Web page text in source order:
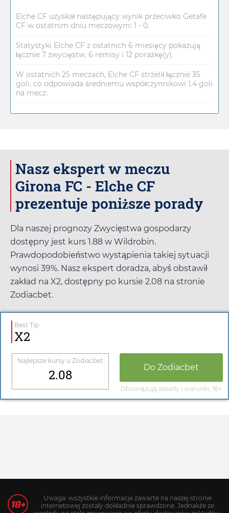
Elche CF uzyskał następujący wynik przeciwko Getafe
CF w ostatnim dniu meczowym: 1 - 0.
Statystyki Elche CF z ostatnich 6 miesięcy pokazują
łącznie 7 zwycięstw, 6 remisy i 12 porażkę(y).
W ostatnich 25 meczach, Elche CF strzelił łącznie 35
goli, co odpowiada średniemu współczynnikowi 1.4 goli
na mecz.
Nasz ekspert w meczu
Girona FC - Elche CF
prezentuje poniższe porady
Dla naszej prognozy Zwycięstwa gospodarzy
dostępny jest kurs 1.88 w Wildrobin.
Prawdopodobieństwo wystąpienia takiej sytuacji
wynosi 39%. Nasz ekspert doradza, abyś obstawił
zakład na X2, dostępny po kursie 2.08 na stronie
Zodiacbet.
Best Tip
X2
Najlepsze kursy u Zodiacbet
2.08 Do Zodiacbet
Obowiązują zasady i warunki, 18+
Uwaga: wszystkie informacje zawarte na naszej stronie
internetowej zostały dokładnie sprawdzone. Jednakże ze